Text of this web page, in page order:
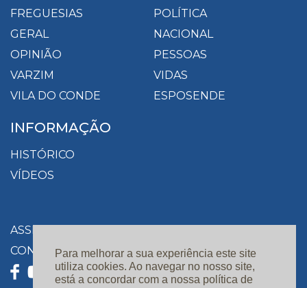
Para melhorar a sua experiência este site
utiliza cookies. Ao navegar no nosso site,
está a concordar com a nossa política de
FREGUESIAS
POLÍTICA
GERAL
NACIONAL
OPINIÃO
PESSOAS
VARZIM
VIDAS
VILA DO CONDE
ESPOSENDE
INFORMAÇÃO
HISTÓRICO
VÍDEOS
ASSINATURAS
CONTACTOS